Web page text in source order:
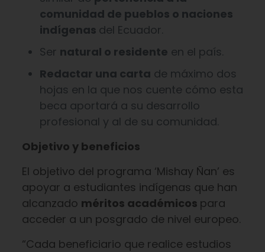
comunidad de pueblos o naciones
indígenas del Ecuador.
Ser natural o residente en el país.
Redactar una carta de máximo dos
hojas en la que nos cuente cómo esta
beca aportará a su desarrollo
profesional y al de su comunidad.
Objetivo y beneficios
El objetivo del programa ‘Mishay Ñan’ es
apoyar a estudiantes indígenas que han
alcanzado méritos académicos para
acceder a un posgrado de nivel europeo.
“Cada beneficiario que realice estudios